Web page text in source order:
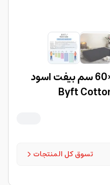
منشفة حمام قطن 110×60 سم بيفت اسود
Byft
تسوق كل المنتجات